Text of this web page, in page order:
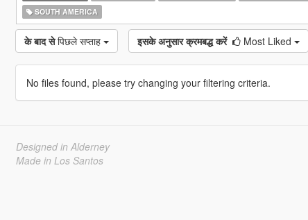
SOUTH AMERICA
के बाद से पिछले सप्ताह इसके अनुसार क्रमबद्ध करें Most Liked
No files found, please try changing your filtering criteria.
Designed in Alderney
Made in Los Santos